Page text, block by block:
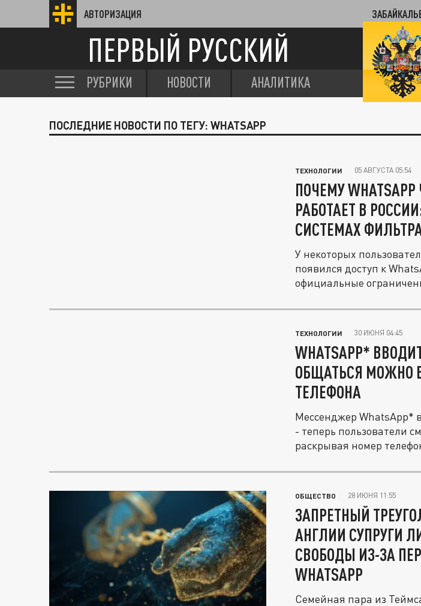
АВТОРИЗАЦИЯ
ПЕРВЫЙ РУССКИЙ
РУБРИКИ НОВОСТИ АНАЛИТИКА
ПОСЛЕДНИЕ НОВОСТИ ПО ТЕГУ: WHATSAPP
ТЕХНОЛОГИИ 05 АВГУСТА 05:54
ПОЧЕМУ
РАБОТАЕТ В
СИСТЕМАХ
У некоторых
появился доступ к
официальные
ТЕХНОЛОГИИ 30 ИЮНЯ 04:45
WHATSAPP*
ОБЩАТЬСЯ МОЖНО
ТЕЛЕФОНА
Мессенджер WhatsApp*
- теперь пользователи
раскрывая номер
ОБЩЕСТВО 28 ИЮНЯ 11:55
ЗАПРЕТНЫЙ
АНГЛИИ СУПРУГИ
СВОБОДЫ ИЗ-ЗА
WHATSAPP
Семейная пара из